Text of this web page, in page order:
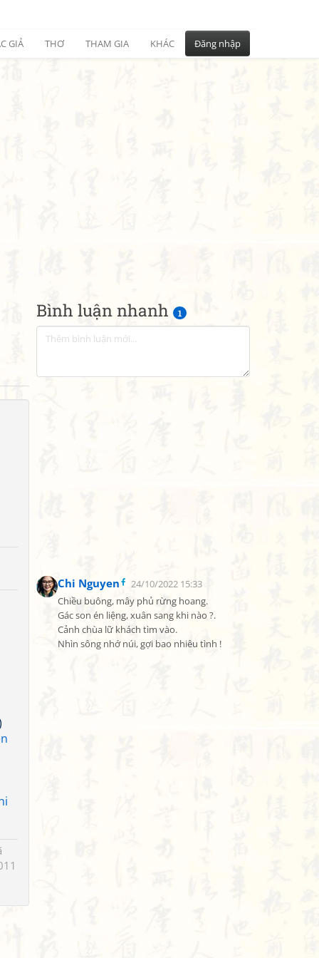
GIẢ THƠ THAM GIA KHÁC Đăng nhập
Bình luận nhanh 1
Chi Nguyen
24/10/2022 15:33
Chiều buông, mây phủ rừng hoang.
Gác son én liệng, xuân sang khi nào ?.
Cảnh chùa lữ khách tìm vào.
Nhìn sông nhớ núi, gợi bao nhiêu tình !